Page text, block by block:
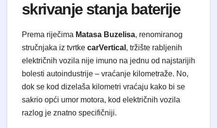
skrivanje stanja baterije
Prema riječima Matasa Buzelisa, renomiranog
stručnjaka iz tvrtke carVertical , tržište rabljenih
električnih vozila nije imuno na jednu od najstarijih
bolesti autoindustrije – vraćanje kilometraže. No,
dok se kod dizelaša kilometri vraćaju kako bi se
sakrio opći umor motora, kod električnih vozila
razlog je znatno specifičniji.